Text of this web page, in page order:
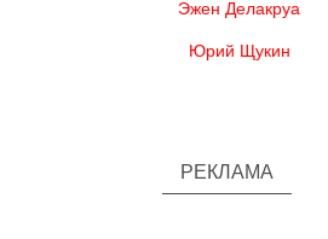
Эжен Делакруа
Юрий Щукин
РЕКЛАМА